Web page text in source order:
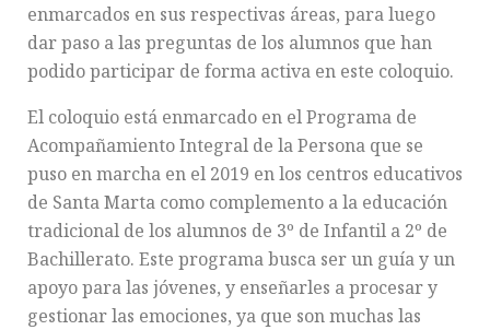
enmarcados en sus respectivas áreas, para luego
dar paso a las preguntas de los alumnos que han
podido participar de forma activa en este coloquio.
El coloquio está enmarcado en el Programa de
Acompañamiento Integral de la Persona que se
puso en marcha en el 2019 en los centros educativos
de Santa Marta como complemento a la educación
tradicional de los alumnos de 3º de Infantil a 2º de
Bachillerato. Este programa busca ser un guía y un
apoyo para las jóvenes, y enseñarles a procesar y
gestionar las emociones, ya que son muchas las